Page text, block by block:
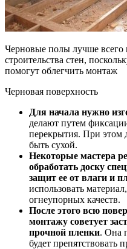
Черновые полы лучше всего
строительства стен,
помогут облегчить монтаж
Черновая поверхность
Для начала нужно
делают путем
перекрытия. При этом
быть сухой.
Некоторые мастера
обработать доску
защит ее от влаги и
использовать
огнеупорных качеств.
После этого всю
монтажу советует
прочной пленки. Она
будет препятствовать